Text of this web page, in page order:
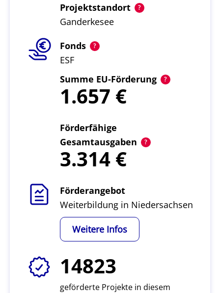
Projektstandort
Ganderkesee
Fonds
ESF
Summe EU-Förderung
1.657
Förderfähige
Gesamtausgaben
3.314
Förderangebot
Weiterbildung in Niedersachsen
Weitere Infos
14823
geförderte Projekte in diesem